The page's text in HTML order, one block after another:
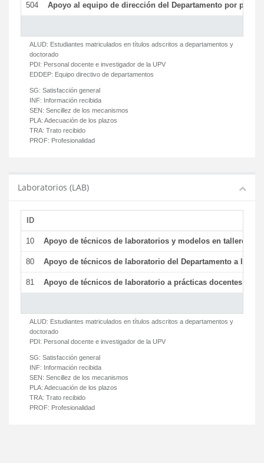
504 Apoyo al equipo de dirección del Departamento por parte
ALUD: Estudiantes matriculados en títulos adscritos a departamentos y
doctorado
PDI: Personal docente e investigador de la UPV
EDDEP: Equipo directivo de departamentos
SG: Satisfacción general
INF: Información recibida
SEN: Sencillez de los mecanismos
PLA: Adecuación de los plazos
TRA: Trato recibido
PROF: Profesionalidad
Laboratorios (LAB)
ID
10 Apoyo de técnicos de laboratorios y modelos en talleres/
80 Apoyo de técnicos de laboratorio del Departamento a la
81 Apoyo de técnicos de laboratorio a prácticas docentes y
ALUD: Estudiantes matriculados en títulos adscritos a departamentos y
doctorado
PDI: Personal docente e investigador de la UPV
SG: Satisfacción general
INF: Información recibida
SEN: Sencillez de los mecanismos
PLA: Adecuación de los plazos
TRA: Trato recibido
PROF: Profesionalidad